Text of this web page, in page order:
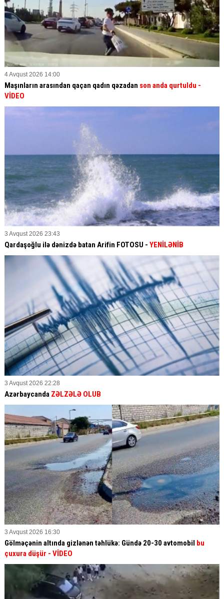
4 Avqust 2026 14:00
Maşınların arasından qaçan qadın qəzadan son anda qurtuldu -
VİDEO
3 Avqust 2026 23:43
Qardaşoğlu ilə dənizdə batan Arifin FOTOSU - YENİLƏNİB
3 Avqust 2026 22:28
Azərbaycanda ZƏLZƏLƏ OLUB
3 Avqust 2026 16:30
Gölməçənin altında gizlənən təhlükə: Gündə 20-30 avtomobil bu
çuxura düşür - VİDEO